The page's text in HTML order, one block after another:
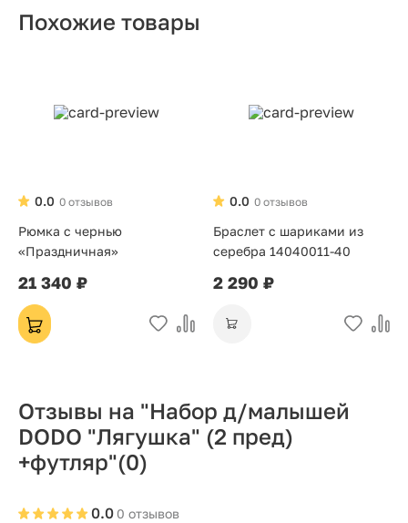
Похожие товары
0 отзывов
0.0
Рюмка с чернью
«Праздничная»
21 340 ₽
0 отзывов
0.0
Браслет с шариками из
серебра 14040011-40
2 290 ₽
Отзывы на "Набор д/малышей
DODO "Лягушка" (2 пред)
+футляр"(0)
0 отзывов
0.0